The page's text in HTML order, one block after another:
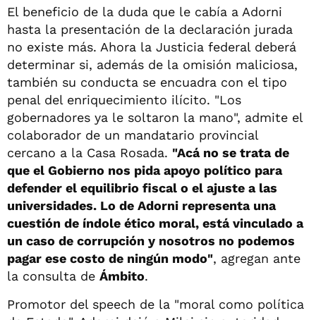
El beneficio de la duda que le cabía a Adorni
hasta la presentación de la declaración jurada
no existe más. Ahora la Justicia federal deberá
determinar si, además de la omisión maliciosa,
también su conducta se encuadra con el tipo
penal del enriquecimiento ilícito. "Los
gobernadores ya le soltaron la mano", admite el
colaborador de un mandatario provincial
cercano a la Casa Rosada. "Acá no se trata de
que el Gobierno nos pida apoyo político para
defender el equilibrio fiscal o el ajuste a las
universidades. Lo de Adorni representa una
cuestión de índole ético moral, está vinculado a
un caso de corrupción y nosotros no podemos
pagar ese costo de ningún modo", agregan ante
la consulta de Ámbito.
Promotor del speech de la "moral como política